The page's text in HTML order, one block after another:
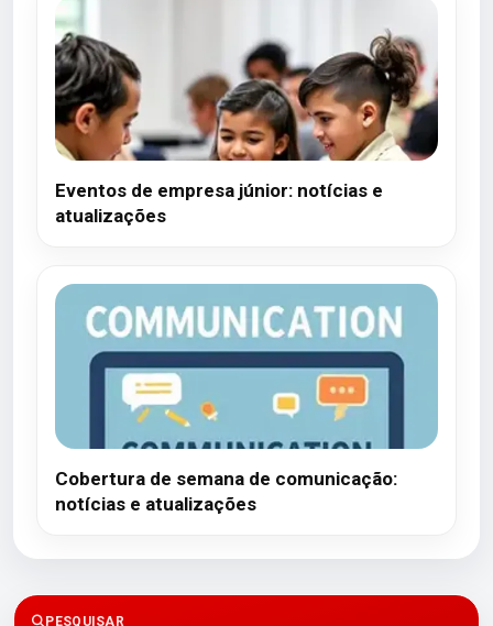
Eventos de empresa júnior: notícias e
atualizações
Cobertura de semana de comunicação:
notícias e atualizações
PESQUISAR